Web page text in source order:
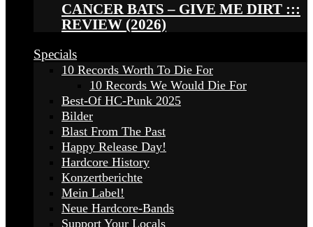
CANCER BATS – GIVE ME DIRT :::
REVIEW (2026)
Specials
10 Records Worth To Die For
10 Records We Would Die For
Best-Of HC-Punk 2025
Bilder
Blast From The Past
Happy Release Day!
Hardcore History
Konzertberichte
Mein Label!
Neue Hardcore-Bands
Support Your Locals